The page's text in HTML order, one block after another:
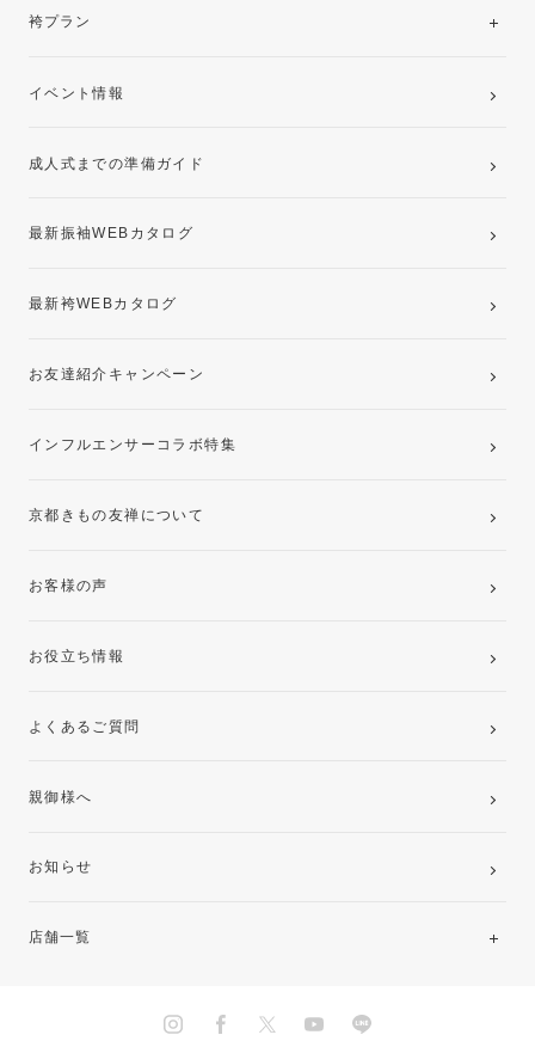
レンタルプラン
袴プラン
卒業袴レンタルプラン
イベント情報
成人式までの準備ガイド
最新振袖WEBカタログ
最新袴WEBカタログ
お友達紹介キャンペーン
インフルエンサーコラボ特集
京都きもの友禅について
お客様の声
お役立ち情報
よくあるご質問
親御様へ
お知らせ
店舗一覧